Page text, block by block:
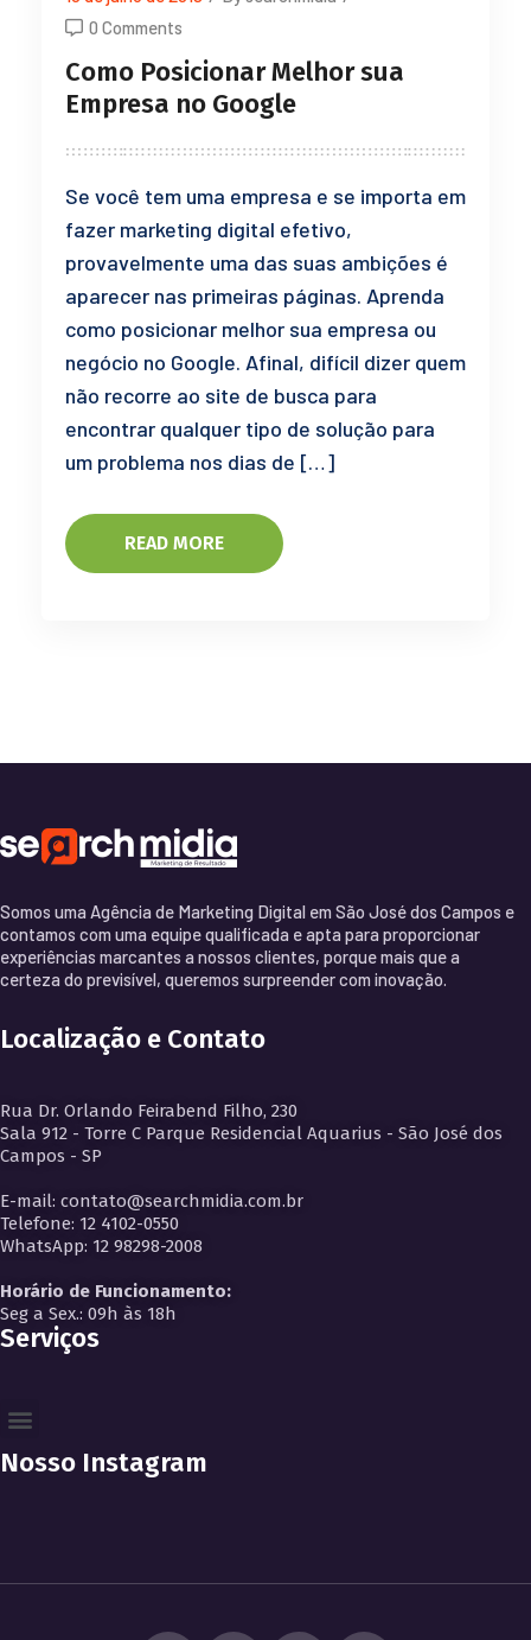
0 Comments
Como Posicionar Melhor sua
Empresa no Google
Se você tem uma empresa e se importa em
fazer marketing digital efetivo,
provavelmente uma das suas ambições é
aparecer nas primeiras páginas. Aprenda
como posicionar melhor sua empresa ou
negócio no Google. Afinal, difícil dizer quem
não recorre ao site de busca para
encontrar qualquer tipo de solução para
um problema nos dias de […]
READ MORE
Somos uma Agência de Marketing Digital em São José dos Campos e
contamos com uma equipe qualificada e apta para proporcionar
experiências marcantes a nossos clientes, porque mais que a
certeza do previsível, queremos surpreender com inovação.
Localização e Contato
Rua Dr. Orlando Feirabend Filho, 230
Sala 912 - Torre C Parque Residencial Aquarius - São José dos
Campos - SP
E-mail: contato@searchmidia.com.br
Telefone: 12 4102-0550
WhatsApp: 12 98298-2008
Horário de Funcionamento:
Seg a Sex.: 09h às 18h
Serviços
Nosso Instagram